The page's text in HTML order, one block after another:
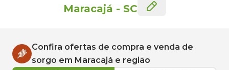
Maracajá - SC
Confira ofertas de compra e venda de
sorgo em Maracajá e região